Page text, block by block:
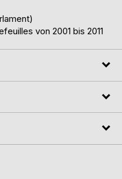
von 2001 bis 2011